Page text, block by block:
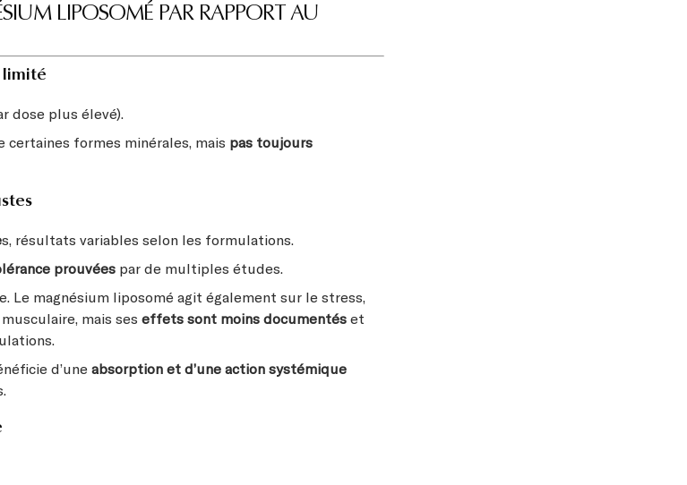
LIPOSOMÉ PAR RAPPORT AU
limité
dose plus élevé).
formes minérales, mais pas toujours
s, résultats variables selon les formulations.
prouvées par de multiples études.
Le magnésium liposomé agit également sur le stress,
mais ses effets sont moins documentés et
d’une absorption et d’une action systémique